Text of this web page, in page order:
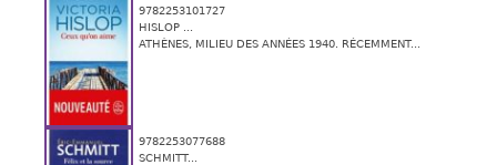
9782253101727
HISLOP ...
ATHÈNES, MILIEU DES ANNÉES 1940. RÉCEMMENT...
9782253077688
SCHMITT...